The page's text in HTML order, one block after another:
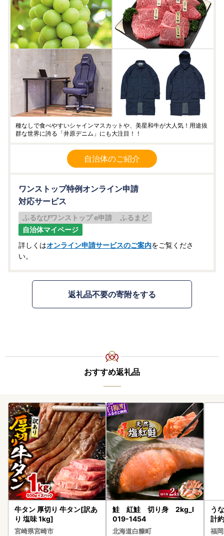
種なしで食べやすいシャインマスカットや、美星和牛が大人気！用途抜
群な世界に誇る「井原デニム」にも大注目！！
自治体のご紹介
ワンストップ特例オンライン申請
対応サービス
ふるなびワンストップ e申請
ふるまど
自治体マイページ
詳しくはオンライン申請サービスのご案内をご覧くださ
い。
返礼品不要の寄附をする
おすすめ返礼品
牛タン 厚切り 牛タン[訳あ
り 塩味 1kg]
宮崎県宮崎市
鮭 紅鮭 切り身 2kg_I
019-1454
北海道白糠町
う
計
な
福